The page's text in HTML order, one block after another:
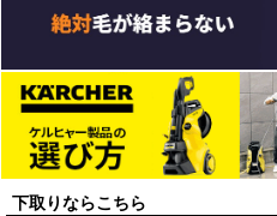
下取りならこちら